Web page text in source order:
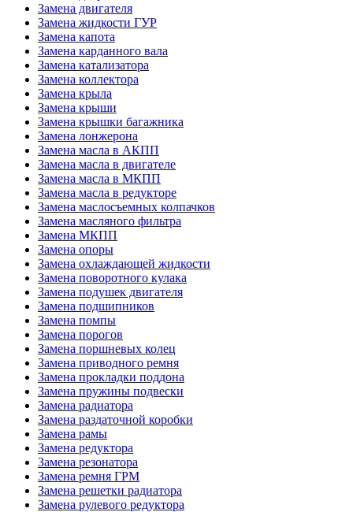
Замена двигателя
Замена жидкости ГУР
Замена капота
Замена карданного вала
Замена катализатора
Замена коллектора
Замена крыла
Замена крыши
Замена крышки багажника
Замена лонжерона
Замена масла в АКПП
Замена масла в двигателе
Замена масла в МКПП
Замена масла в редукторе
Замена маслосъемных колпачков
Замена масляного фильтра
Замена МКПП
Замена опоры
Замена охлаждающей жидкости
Замена поворотного кулака
Замена подушек двигателя
Замена подшипников
Замена помпы
Замена порогов
Замена поршневых колец
Замена приводного ремня
Замена прокладки поддона
Замена пружины подвески
Замена радиатора
Замена раздаточной коробки
Замена рамы
Замена редуктора
Замена резонатора
Замена ремня ГРМ
Замена решетки радиатора
Замена рулевого редуктора